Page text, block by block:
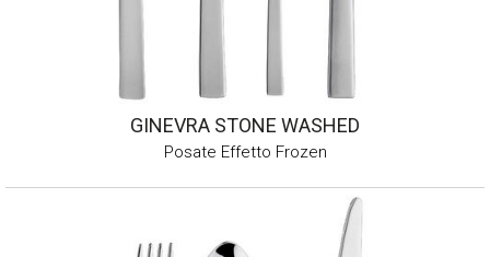
GINEVRA STONE WASHED
Posate Effetto Frozen